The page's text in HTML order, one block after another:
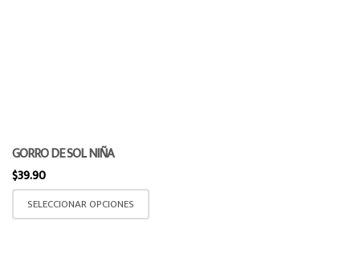
GORRO DE SOL NIÑA
$39.90
SELECCIONAR OPCIONES
Este
producto